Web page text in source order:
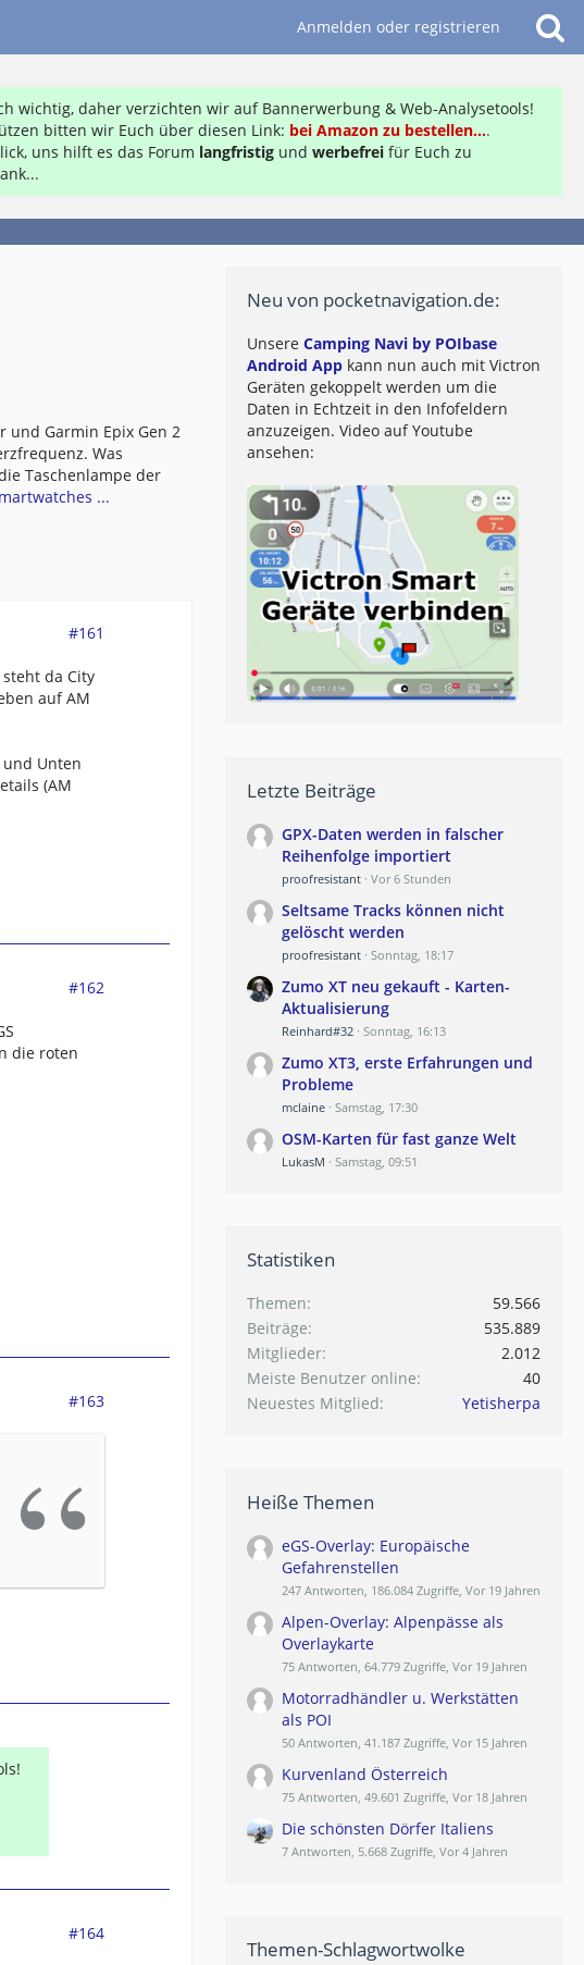
Anmelden oder registrieren
wichtig, daher verzichten wir auf Bannerwerbung & Web-Analysetools!
bitten wir Euch über diesen Link: bei Amazon zu bestellen....
uns hilft es das Forum langfristig und werbefrei für Euch zu
und Garmin Epix Gen 2
Was
Taschenlampe der
...
#161
da City
auf AM
Unten
(AM
#162
die roten
#163
#164
Neu von pocketnavigation.de:
Unsere Camping Navi by POIbase
Android App kann nun auch mit Victron
Geräten gekoppelt werden um die
Daten in Echtzeit in den Infofeldern
anzuzeigen. Video auf Youtube
ansehen:
Letzte Beiträge
GPX-Daten werden in falscher
Reihenfolge importiert
proofresistant Vor 6 Stunden
Seltsame Tracks können nicht
gelöscht werden
proofresistant Sonntag, 18:17
Zumo XT neu gekauft - Karten-
Aktualisierung
Reinhard#32 Sonntag, 16:13
Zumo XT3, erste Erfahrungen und
Probleme
mclaine Samstag, 17:30
OSM-Karten für fast ganze Welt
LukasM Samstag, 09:51
Statistiken
Themen
59.566
Beiträge
535.889
Mitglieder
2.012
Meiste Benutzer online
40
Neuestes Mitglied
Yetisherpa
Heiße Themen
eGS-Overlay: Europäische
Gefahrenstellen
247 Antworten, 186.084 Zugriffe, Vor 19 Jahren
Alpen-Overlay: Alpenpässe als
Overlaykarte
75 Antworten, 64.779 Zugriffe, Vor 19 Jahren
Motorradhändler u. Werkstätten
als POI
50 Antworten, 41.187 Zugriffe, Vor 15 Jahren
Kurvenland Österreich
75 Antworten, 49.601 Zugriffe, Vor 18 Jahren
Die schönsten Dörfer Italiens
7 Antworten, 5.668 Zugriffe, Vor 4 Jahren
Themen-Schlagwortwolke